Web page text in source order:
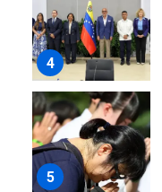
4
5